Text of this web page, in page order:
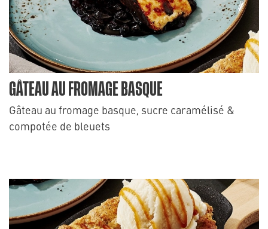
GÂTEAU AU FROMAGE BASQUE
Gâteau au fromage basque, sucre caramélisé &
compotée de bleuets